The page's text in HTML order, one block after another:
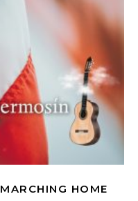
HOME